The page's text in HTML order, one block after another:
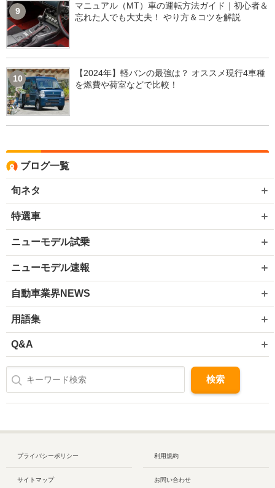
9
マニュアル（MT）車の運転方法ガイド｜初心者＆
忘れた人でも大丈夫！ やり方＆コツを解説
10
【2024年】軽バンの最強は？ オススメ現行4車種
を燃費や荷室などで比較！
ブログ一覧
旬ネタ
特選車
ニューモデル試乗
ニューモデル速報
自動車業界NEWS
用語集
Q&A
プライバシーポリシー 利用規約
サイトマップ お問い合わせ